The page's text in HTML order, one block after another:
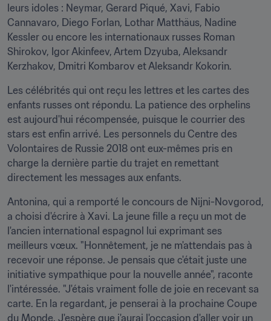
leurs idoles : Neymar, Gerard Piqué, Xavi, Fabio
Cannavaro, Diego Forlan, Lothar Matthäus, Nadine
Kessler ou encore les internationaux russes Roman
Shirokov, Igor Akinfeev, Artem Dzyuba, Aleksandr
Kerzhakov, Dmitri Kombarov et Aleksandr Kokorin.
Les célébrités qui ont reçu les lettres et les cartes des
enfants russes ont répondu. La patience des orphelins
est aujourd'hui récompensée, puisque le courrier des
stars est enfin arrivé. Les personnels du Centre des
Volontaires de Russie 2018 ont eux-mêmes pris en
charge la dernière partie du trajet en remettant
directement les messages aux enfants.
Antonina, qui a remporté le concours de Nijni-Novgorod,
a choisi d'écrire à Xavi. La jeune fille a reçu un mot de
l'ancien international espagnol lui exprimant ses
meilleurs vœux. "Honnêtement, je ne m'attendais pas à
recevoir une réponse. Je pensais que c'était juste une
initiative sympathique pour la nouvelle année", raconte
l'intéressée. "J'étais vraiment folle de joie en recevant sa
carte. En la regardant, je penserai à la prochaine Coupe
du Monde. J'espère que j'aurai l'occasion d'aller voir un